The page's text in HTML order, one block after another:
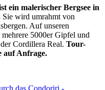
ein malerischer Bergsee in
Sie wird umrahmt von
Auf unseren
5000er Gipfel und
Cordillera Real. Tour-
auf Anfrage.